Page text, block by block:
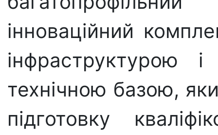
інноваційний
інфраструктурою
технічною базою,
підготовку